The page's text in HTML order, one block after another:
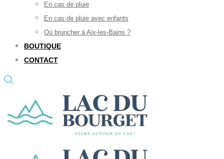
En cas de pluie
En cas de pluie avec enfants
Où bruncher à Aix-les-Bains ?
BOUTIQUE
CONTACT